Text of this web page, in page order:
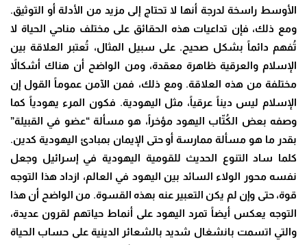
الأوسط راسخة لدرجة أنها لا تحتاج إلى مزيد من الأدلة أو التوثيق.
ومع ذلك، فإن تداعيات هذه الحقائق على مختلف مناحي الحياة لا
تُفهم دائماً بشكل صحيح. على سبيل المثال، تُعتبر العلاقة بين
الإسلام والعرقية ظاهرة معقدة، ومن الواضح أن هناك أشكالاً
مختلفة من هذه العلاقة. ومع ذلك، فمن الآمن عموماً القول إن
الإسلام ليس ديناً عرقياً، مثل اليهودية. فكون المرء يهودياً كما
وصفه بعض الكُتّاب اليهود مؤخراً، هو مسألة “عضو في القبيلة”
بقدر ما هو مسألة ممارسة أو حتى الإيمان بمبادئ اليهودية كدين.
كلما ساد التنوع الحديث للقومية اليهودية في إسرائيل وجعل
نفسه محور الولاء السائد بين اليهود في العالم، ازداد هذا التوجه
قوة، حتى وإن لم يكن التعبير عنه بهذه القسوة. من الواضح أن هذا
التوجه يعكس أيضاً تمرد اليهود على أنماط حياتهم لقرون عديدة،
والتي اتسمت بانشغال شديد بالشعائر الدينية على حساب الحياة